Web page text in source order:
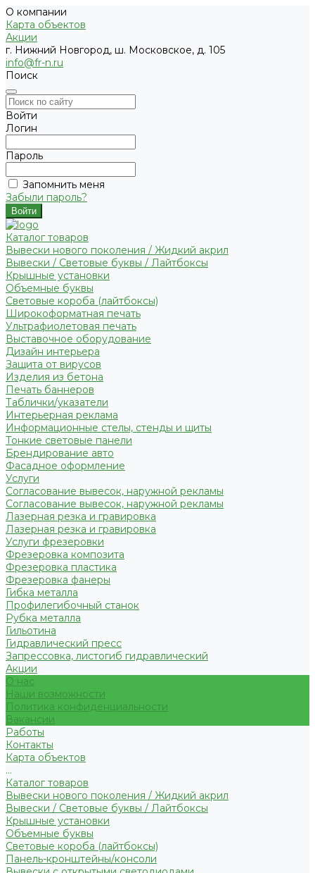
О компании
Карта объектов
Акции
г. Нижний Новгород, ш. Московское, д. 105
info@fr-n.ru
Поиск
Войти
Логин
Пароль
Запомнить меня
Забыли пароль?
Каталог товаров
Вывески нового поколения / Жидкий акрил
Вывески / Световые буквы / Лайтбоксы
Крышные установки
Объемные буквы
Световые короба (лайтбоксы)
Широкоформатная печать
Ультрафиолетовая печать
Выставочное оборудование
Дизайн интерьера
Защита от вирусов
Изделия из бетона
Печать баннеров
Таблички/указатели
Интерьерная реклама
Информационные стелы, стенды и щиты
Тонкие световые панели
Брендирование авто
Фасадное оформление
Услуги
Согласование вывесок, наружной рекламы
Согласование вывесок, наружной рекламы
Лазерная резка и гравировка
Лазерная резка и гравировка
Услуги фрезеровки
Фрезеровка композита
Фрезеровка пластика
Фрезеровка фанеры
Гибка металла
Профилегибочный станок
Рубка металла
Гильотина
Гидравлический пресс
Запрессовка, листогиб гидравлический
Акции
О нас
Наши возможности
Политика конфиденциальности
Вакансии
Работы
Контакты
Карта объектов
...
Каталог товаров
Вывески нового поколения / Жидкий акрил
Вывески / Световые буквы / Лайтбоксы
Крышные установки
Объемные буквы
Световые короба (лайтбоксы)
Панель-кронштейны/консоли